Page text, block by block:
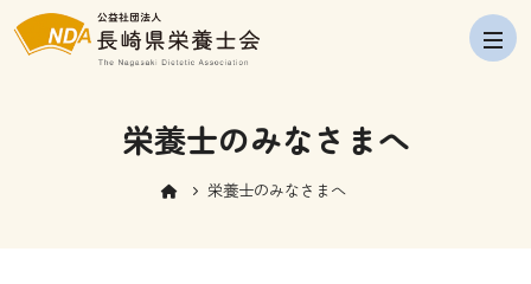
栄養士のみなさまへ
栄養士のみなさまへ